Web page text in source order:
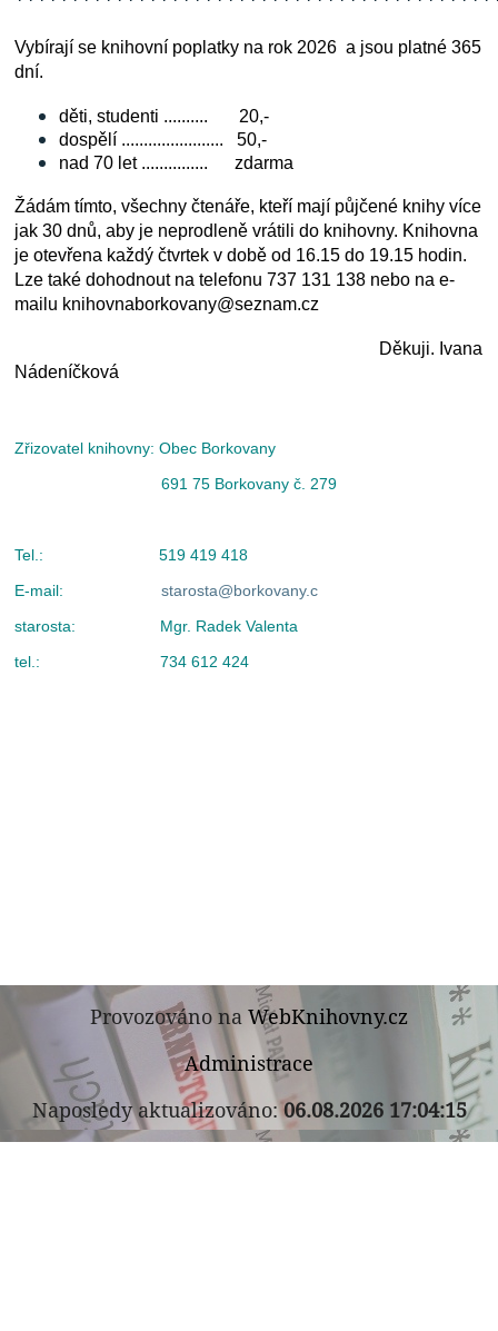
Vybírají se knihovní poplatky na rok 2026 a jsou platné 365
dní.
děti, studenti .......... 20,-
dospělí ....................... 50,-
nad 70 let ............... zdarma
Žádám tímto, všechny čtenáře, kteří mají půjčené knihy více
jak 30 dnů, aby je neprodleně vrátili do knihovny. Knihovna
je otevřena každý čtvrtek v době od 16.15 do 19.15 hodin.
Lze také dohodnout na telefonu 737 131 138 nebo nae-
mailu knihovnaborkovany@seznam.cz
Děkuji. Ivana
Nádeníčková
Zřizovatel knihovny: Obec Borkovany
691 75 Borkovany č. 279
Tel.: 519 419 418
E-mail:starosta@borkovany.c
starosta: Mgr. Radek Valenta
tel.: 734 612 424
Provozováno na WebKnihovny.cz
Administrace
Naposledy aktualizováno:06.08.2026 17:04:15